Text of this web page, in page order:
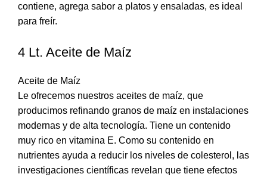
contiene, agrega sabor a platos y ensaladas, es ideal
para freír.
4 Lt. Aceite de Maíz
Aceite de Maíz
Le ofrecemos nuestros aceites de maíz, que
producimos refinando granos de maíz en instalaciones
modernas y de alta tecnología. Tiene un contenido
muy rico en vitamina E. Como su contenido en
nutrientes ayuda a reducir los niveles de colesterol, las
investigaciones científicas revelan que tiene efectos